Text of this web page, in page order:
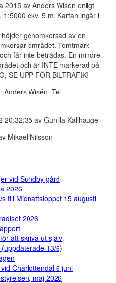
2015 av Anders Wisén enligt
ekv. 5 m. Kartan ingår i
genomkorsad av en
området. Tomtmark
får inte beträdas. En mindre
och är INTE markerad på
SE UPP FÖR BILTRAFIK!
Anders Wisén, Tel.
20:32:35 av Gunilla Kallhauge
Mikael Nilsson
vid Sundby gård
2026
till Midnattsloppet 15 augusti
2026
att skriva ut själv
13/6)
Charlottendal 6 juni
maj 2026